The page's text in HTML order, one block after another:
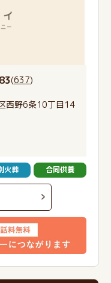
(637)
西野6条10丁目14
火葬 合同供養